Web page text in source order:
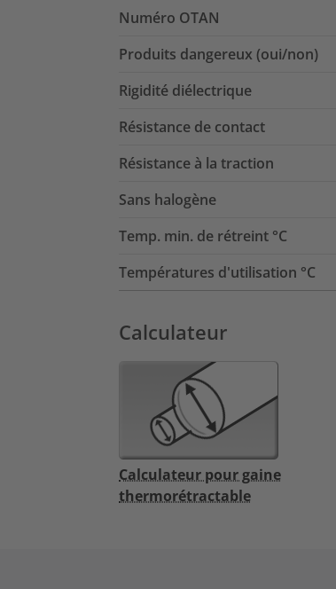
Numéro OTAN
Produits dangereux (oui/non)
Rigidité diélectrique
Résistance de contact
Résistance à la traction
Sans halogène
Temp. min. de rétreint °C
Températures d'utilisation °C
Calculateur
Calculateur pour gaine
thermorétractable